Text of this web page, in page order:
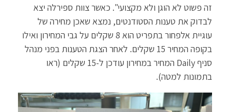
זה פשוט לא הוגן ולא מקצועי". כאשר צוות ספירלה יצא
לבדוק את טענות הסטודנטים, נמצא שאכן מחירה של
עוגיית אלפחור בתפריט הוא 8 שקלים על גבי המחירון ואילו
בקופה המחיר 15 שקלים. לאחר הצגת הטענות בפני מנהל
סניף Daily המחיר במחירון עודכן ל-15 שקלים (ראו
בתמונות למטה).